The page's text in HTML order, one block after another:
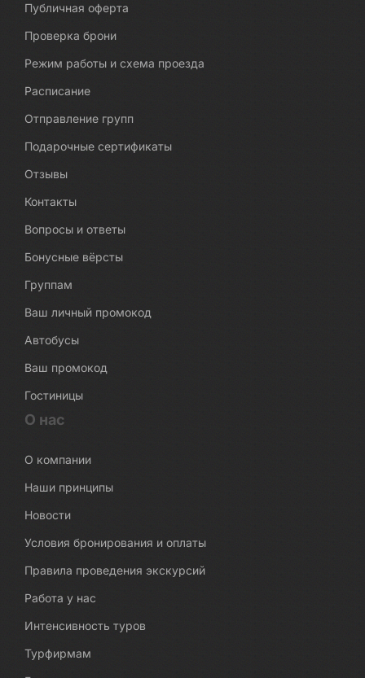
Публичная оферта
Проверка брони
Режим работы и схема проезда
Расписание
Отправление групп
Подарочные сертификаты
Отзывы
Контакты
Вопросы и ответы
Бонусные вёрсты
Группам
Ваш личный промокод
Автобусы
Ваш промокод
Гостиницы
О нас
О компании
Наши принципы
Новости
Условия бронирования и оплаты
Правила проведения экскурсий
Работа у нас
Интенсивность туров
Турфирмам